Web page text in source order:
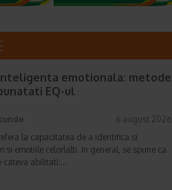
emotionala: metode
EQ-ul
6 august 2026
la capacitatea de a identifica si
si emotiile celorlalti. In general, se spune ca
cateva abilitati:…